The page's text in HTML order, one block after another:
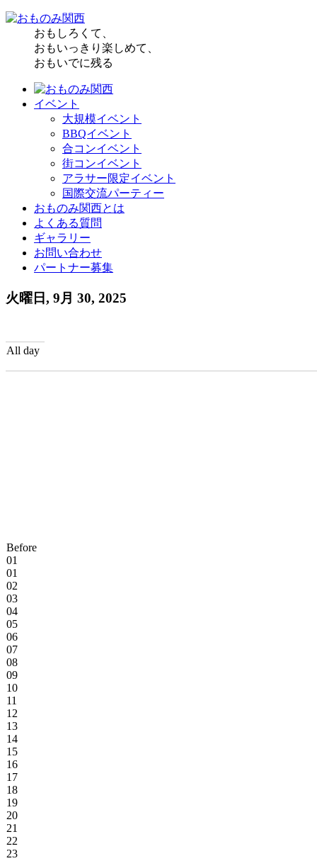
おもしろくて、
おもいっきり楽しめて、
おもいでに残る
イベント
大規模イベント
BBQイベント
合コンイベント
街コンイベント
アラサー限定イベント
国際交流パーティー
おものみ関西とは
よくある質問
ギャラリー
お問い合わせ
パートナー募集
火曜日, 9月 30, 2025
All day
Before
01
01
02
03
04
05
06
07
08
09
10
11
12
13
14
15
16
17
18
19
20
21
22
23